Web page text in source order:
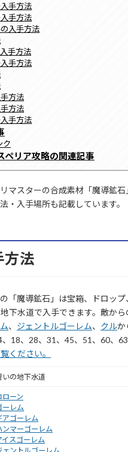
手方法
手方法
入手方法
手方法
手方法
方法
方法
手方法
ク
ペリア攻略の関連記事
マスターの合成素材「魔導鉱
・入手場所も記載しています。
方法
「魔導鉱石」は宝箱、ドロッ
下水道で入手できます。敵か
、 ジェントルゴーレム、 クルか
18、28、31、45、51、60、
ください。
いの地下水道
ローン
ーレム
アゴーレム
ンマーゴーレム
イスゴーレム